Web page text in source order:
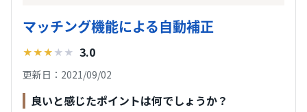
マッチング機能による自動補正
★★★ ★ ★ 3.0
更新日：2021/09/02
良いと感じたポイントは何でしょうか？